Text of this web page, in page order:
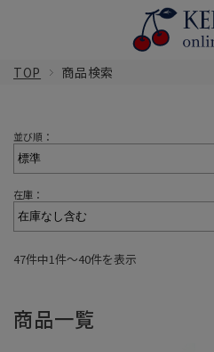
TOP 商品検索
並び順：
在庫：
47件中1件〜40件を表示
商品一覧